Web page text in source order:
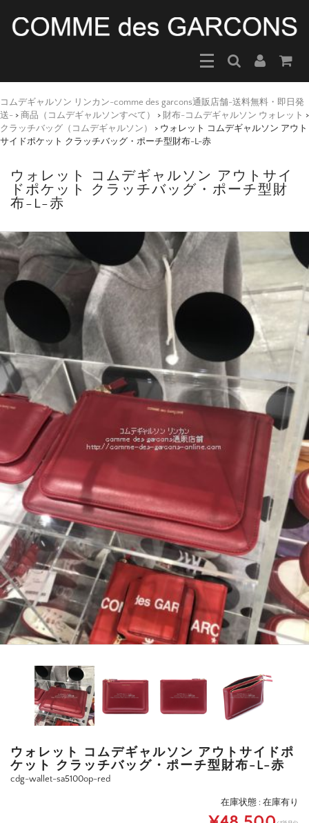
コムデギャルソン リンカン-comme des garcons通販店舗-送料無料・即日発
送- > 商品（コムデギャルソンすべて） > 財布-コムデギャルソン ウォレット >
クラッチバッグ（コムデギャルソン）
> ウォレット コムデギャルソン アウト
サイドポケット クラッチバッグ・ポーチ型財布-L-赤
ウォレット コムデギャルソン アウトサイ
ドポケット クラッチバッグ・ポーチ型財
布-L-赤
ウォレット コムデギャルソン アウトサイドポ
ケット クラッチバッグ・ポーチ型財布-L-赤
cdg-wallet-sa5100op-red
在庫状態 : 在庫有り